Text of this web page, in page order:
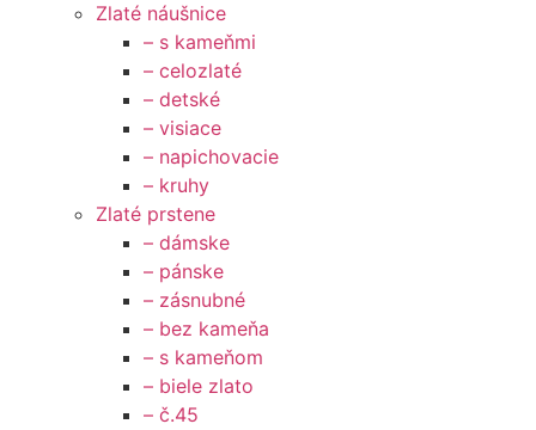
Zlaté náušnice
– s kameňmi
– celozlaté
– detské
– visiace
– napichovacie
– kruhy
Zlaté prstene
– dámske
– pánske
– zásnubné
– bez kameňa
– s kameňom
– biele zlato
– č.45